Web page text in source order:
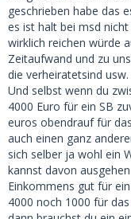
die Gehälter
6.000 nach Steuern
Chefarzt geht unter
Hier mal ein Beispiel:
https://
Facharzt (kein
Jahren
15.5 Grundgehalt +
Altersvorsorge +
Eine F+ von mir, 29,
geschrieben habe das
es ist halt bei msd
wirklich reichen würde
Zeitaufwand und zu
die verheiratetsind usw.
Und selbst wenn du
4000 Euro für ein SB
euros obendrauf für
auch einen ganz
sich selber ja wohl ein
kannst davon
Einkommens gut für
4000 noch 1000 für